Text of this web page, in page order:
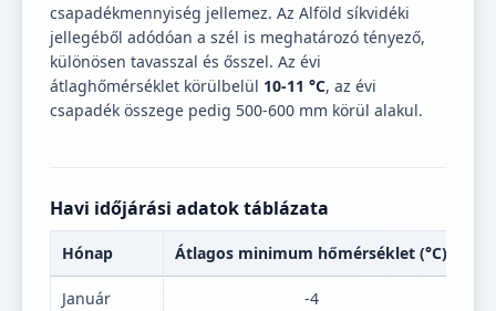
csapadékmennyiség jellemez. Az Alföld síkvidéki
jellegéből adódóan a szél is meghatározó tényező,
különösen tavasszal és ősszel. Az évi
átlaghőmérséklet körülbelül 10-11 °C, az évi
csapadék összege pedig 500-600 mm körül alakul.
Havi időjárási adatok táblázata
Hónap Átlagos minimum hőmérséklet (°C)
Január -4